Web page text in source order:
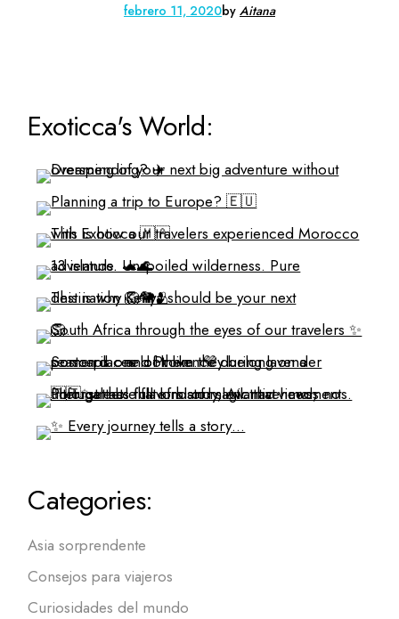
febrero 11, 2020by Aitana
Exoticca's World:
Categories:
Asia sorprendente
Consejos para viajeros
Curiosidades del mundo